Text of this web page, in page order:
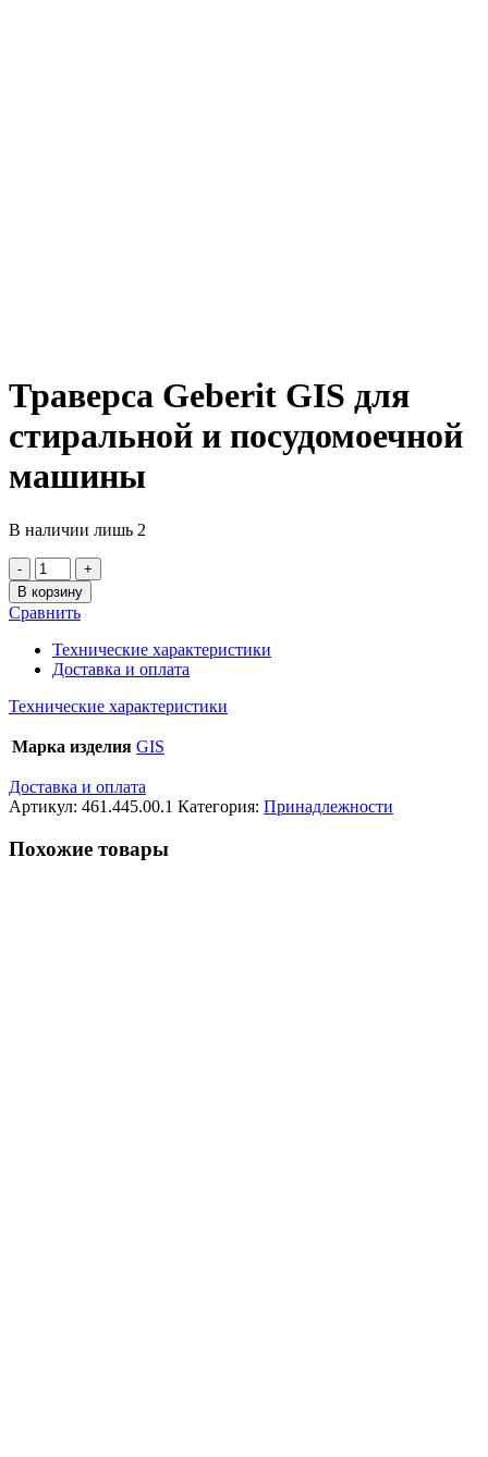
Траверса Geberit GIS для
стиральной и посудомоечной
машины
В наличии лишь 2
Количество
товара
Траверса
Geberit
GIS
для
стиральной
и
машины
В корзину
Сравнить
Технические характеристики
Доставка и оплата
Технические характеристики
Марка изделия GIS
Доставка и оплата
Артикул: 461.445.00.1 Категория: Принадлежности
Похожие товары